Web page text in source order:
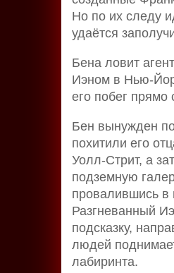
Но по их следу
удаётся
Бена ловит
Иэном в Нью-
его побег
Бен вынужден
похитили его
Уолл-Стрит, а
подземную
провалившись в
Разгневанный
подсказку,
людей
лабиринта.